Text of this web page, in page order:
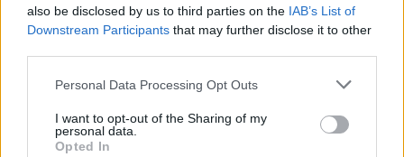
also be disclosed by us to third parties on the IAB’s List of
Downstream Participants that may further disclose it to other
Personal Data Processing Opt Outs
I want to opt-out of the Sharing of my
personal data.
Opted In
Λευκό Οίκο συμπυκνώνουν
την αθλητική, πολιτική και
"Προτεραιότητα της